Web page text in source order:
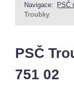
Navigace: PSČ
Troubky
PSČ
751 02